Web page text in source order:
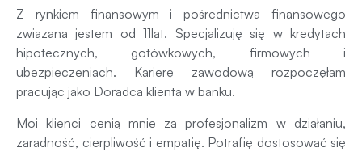
Z rynkiem finansowym i pośrednictwa finansowego
związana jestem od 11lat. Specjalizuję się w kredytach
hipotecznych, gotówkowych, firmowych i
ubezpieczeniach. Karierę zawodową rozpoczęłam
pracując jako Doradca klienta w banku.
Moi klienci cenią mnie za profesjonalizm w działaniu,
zaradność, cierpliwość i empatię. Potrafię dostosować się